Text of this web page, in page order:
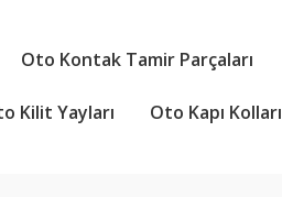
Oto Kontak Tamir Parçaları
Kilit Yayları Oto Kapı Kolları